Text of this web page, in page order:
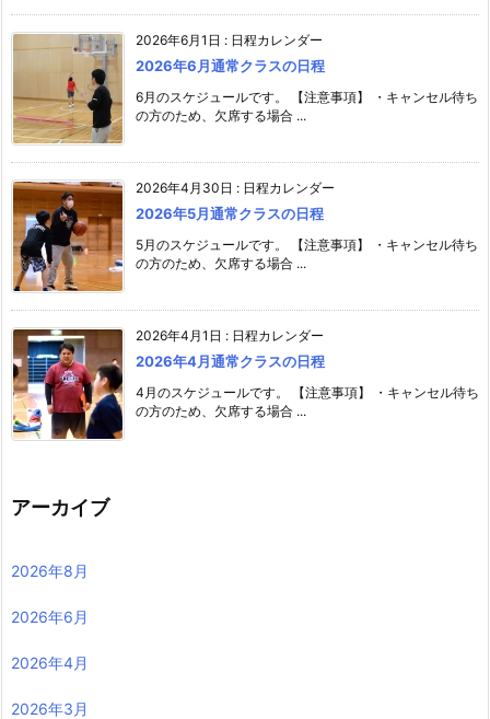
2026年6月1日 : 日程カレンダー
2026年6月通常クラスの日程
6月のスケジュールです。 【注意事項】 ・キャンセル待ち
の方のため、欠席する場合 ...
2026年4月30日 : 日程カレンダー
2026年5月通常クラスの日程
5月のスケジュールです。 【注意事項】 ・キャンセル待ち
の方のため、欠席する場合 ...
2026年4月1日 : 日程カレンダー
2026年4月通常クラスの日程
4月のスケジュールです。 【注意事項】 ・キャンセル待ち
の方のため、欠席する場合 ...
アーカイブ
2026年8月
2026年6月
2026年4月
2026年3月